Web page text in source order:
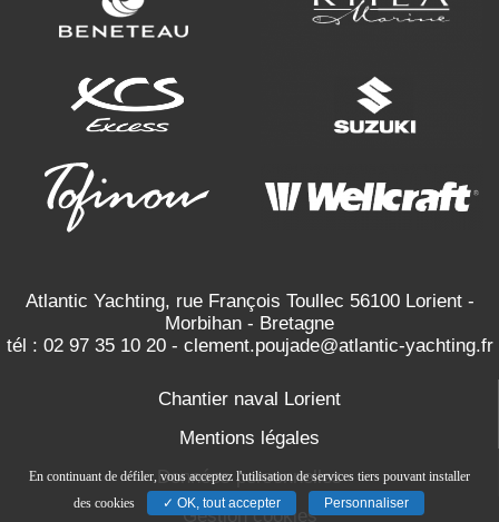
Atlantic Yachting, rue François Toullec 56100 Lorient -
Morbihan - Bretagne
tél : 02 97 35 10 20- clement.poujade@atlantic-yachting.fr
Chantier naval Lorient
Mentions légales
Données personnelles
Gestion cookies
En continuant de défiler, vous acceptez l'utilisation de services tiers pouvant installer
des cookies
✓ OK, tout accepter Personnaliser